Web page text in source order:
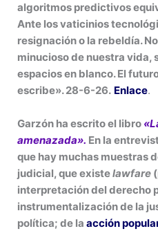
algoritmos predictivos
Ante los vaticinios
resignación o la rebeldía.
minucioso de nuestra vida,
espacios en blanco. El
escribe». 28-6-26. Enlace.
Garzón ha escrito el libro
amenazada». En la
que hay muchas muestras
judicial, que existelawfare
interpretación del derecho
instrumentalización de la
política; de laacción